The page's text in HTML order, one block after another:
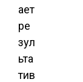
ает
ре
зул
ьта
тив